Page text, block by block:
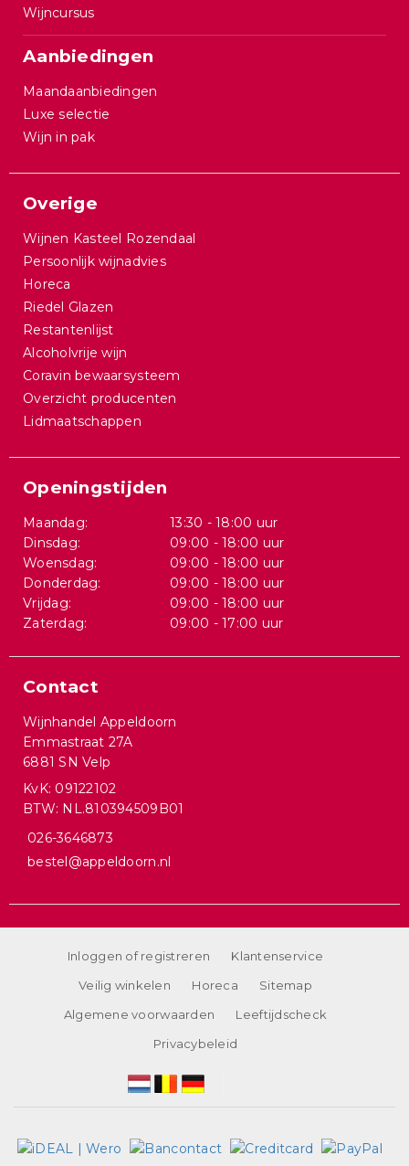
Wijncursus
Aanbiedingen
Maandaanbiedingen
Luxe selectie
Wijn in pak
Overige
Wijnen Kasteel Rozendaal
Persoonlijk wijnadvies
Horeca
Riedel Glazen
Restantenlijst
Alcoholvrije wijn
Coravin bewaarsysteem
Overzicht producenten
Lidmaatschappen
Openingstijden
Maandag:
13:30 - 18:00 uur
Dinsdag:
09:00 - 18:00 uur
Woensdag:
09:00 - 18:00 uur
Donderdag:
09:00 - 18:00 uur
Vrijdag:
09:00 - 18:00 uur
Zaterdag:
09:00 - 17:00 uur
Contact
Wijnhandel Appeldoorn
Emmastraat 27A
6881 SN Velp
KvK: 09122102
BTW: NL.810394509B01
026-3646873
bestel@appeldoorn.nl
Inloggen of registreren
Klantenservice
Veilig winkelen
Horeca
Sitemap
Algemene voorwaarden
Leeftijdscheck
Privacybeleid